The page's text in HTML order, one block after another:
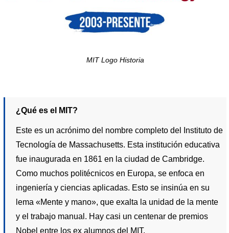
MIT Logo Historia
¿Qué es el MIT?
Este es un acrónimo del nombre completo del Instituto de
Tecnología de Massachusetts. Esta institución educativa
fue inaugurada en 1861 en la ciudad de Cambridge.
Como muchos politécnicos en Europa, se enfoca en
ingeniería y ciencias aplicadas. Esto se insinúa en su
lema «Mente y mano», que exalta la unidad de la mente
y el trabajo manual. Hay casi un centenar de premios
Nobel entre los ex alumnos del MIT.